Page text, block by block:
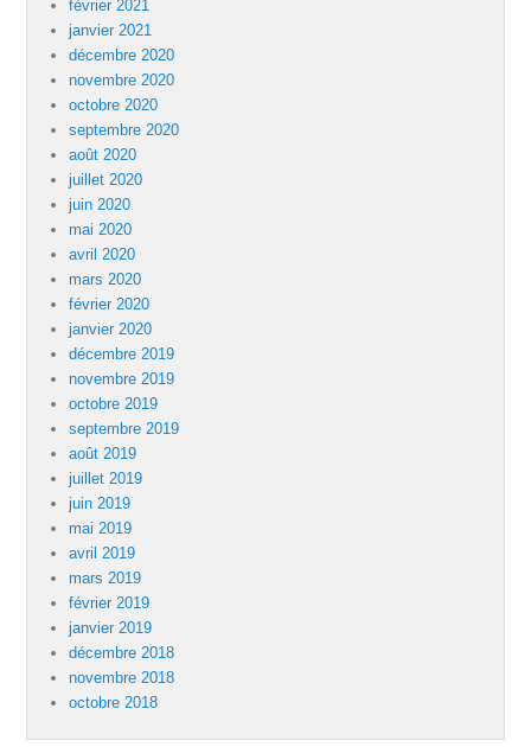
février 2021
janvier 2021
décembre 2020
novembre 2020
octobre 2020
septembre 2020
août 2020
juillet 2020
juin 2020
mai 2020
avril 2020
mars 2020
février 2020
janvier 2020
décembre 2019
novembre 2019
octobre 2019
septembre 2019
août 2019
juillet 2019
juin 2019
mai 2019
avril 2019
mars 2019
février 2019
janvier 2019
décembre 2018
novembre 2018
octobre 2018